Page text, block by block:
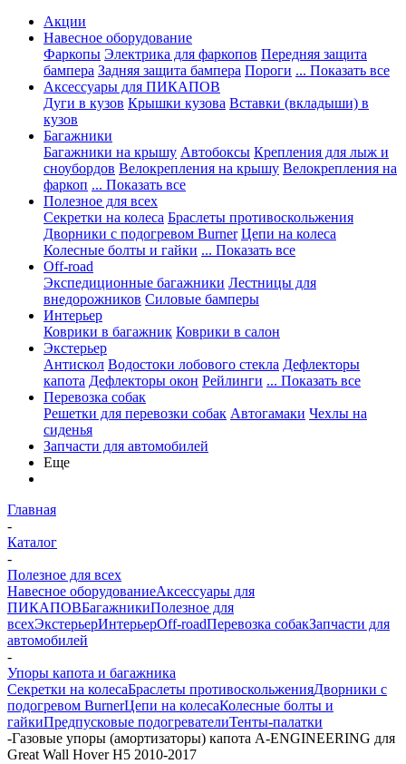
Акции
Навесное оборудование
Фаркопы Электрика для фаркопов Передняя защита
бампера Задняя защита бампера Пороги ... Показать все
Аксессуары для ПИКАПОВ
Дуги в кузов Крышки кузова Вставки (вкладыши) в
кузов
Багажники
Багажники на крышу Автобоксы Крепления для лыж и
сноубордов Велокрепления на крышу Велокрепления на
фаркоп ... Показать все
Полезное для всех
Секретки на колеса Браслеты противоскольжения
Дворники с подогревом Burner Цепи на колеса
Колесные болты и гайки ... Показать все
Off-road
Экспедиционные багажники Лестницы для
внедорожников Силовые бамперы
Интерьер
Коврики в багажник Коврики в салон
Экстерьер
Антискол Водостоки лобового стекла Дефлекторы
капота Дефлекторы окон Рейлинги ... Показать все
Перевозка собак
Решетки для перевозки собак Автогамаки Чехлы на
сиденья
Запчасти для автомобилей
Еще
Главная
-
Каталог
-
Полезное для всех
Навесное оборудованиеАксессуары для
ПИКАПОВБагажникиПолезное для
всехЭкстерьерИнтерьерOff-roadПеревозка собакЗапчасти для
автомобилей
-
Упоры капота и багажника
Секретки на колесаБраслеты противоскольженияДворники с
подогревом BurnerЦепи на колесаКолесные болты и
гайкиПредпусковые подогревателиТенты-палатки
-Газовые упоры (амортизаторы) капота A-ENGINEERING для
Great Wall Hover H5 2010-2017